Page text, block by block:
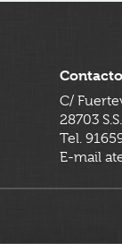
Contacto
C/
28703
Tel.
E-mail